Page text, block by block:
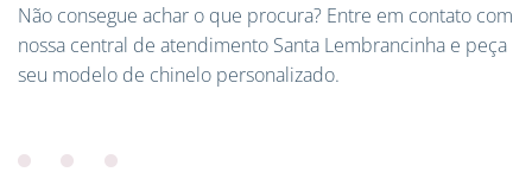
Não consegue achar o que procura? Entre em contato com
nossa central de atendimento Santa Lembrancinha e peça
seu modelo de chinelo personalizado.